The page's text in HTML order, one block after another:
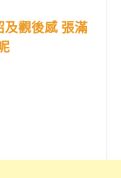
及觀後感 張滿